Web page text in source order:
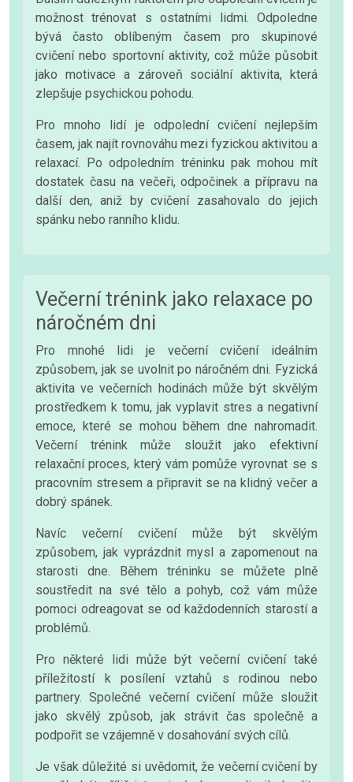
možnost trénovat s ostatními lidmi. Odpoledne
bývá často oblíbeným časem pro skupinové
cvičení nebo sportovní aktivity, což může působit
jako motivace a zároveň sociální aktivita, která
zlepšuje psychickou pohodu.
Pro mnoho lidí je odpolední cvičení nejlepším
časem, jak najít rovnováhu mezi fyzickou aktivitou a
relaxací. Po odpoledním tréninku pak mohou mít
dostatek času na večeři, odpočinek a přípravu na
další den, aniž by cvičení zasahovalo do jejich
spánku nebo ranního klidu.
Večerní trénink jako relaxace po
náročném dni
Pro mnohé lidi je večerní cvičení ideálním
způsobem, jak se uvolnit po náročném dni. Fyzická
aktivita ve večerních hodinách může být skvělým
prostředkem k tomu, jak vyplavit stres a negativní
emoce, které se mohou během dne nahromadit.
Večerní trénink může sloužit jako efektivní
relaxační proces, který vám pomůže vyrovnat se s
pracovním stresem a připravit se na klidný večer a
dobrý spánek.
Navíc večerní cvičení může být skvělým
způsobem, jak vyprázdnit mysl a zapomenout na
starosti dne. Během tréninku se můžete plně
soustředit na své tělo a pohyb, což vám může
pomoci odreagovat se od každodenních starostí a
problémů.
Pro některé lidi může být večerní cvičení také
příležitostí k posílení vztahů s rodinou nebo
partnery. Společné večerní cvičení může sloužit
jako skvělý způsob, jak strávit čas společně a
podpořit se vzájemně v dosahování svých cílů.
Je však důležité si uvědomit, že večerní cvičení by